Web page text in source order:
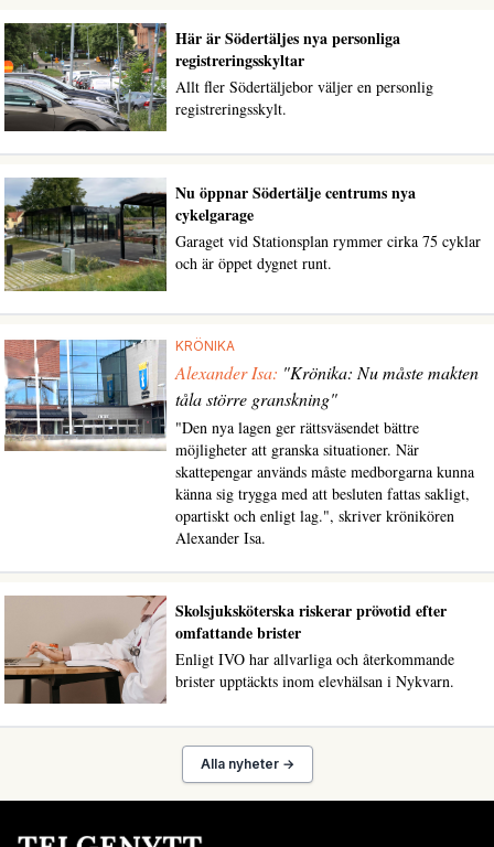
Här är Södertäljes nya personliga
registreringsskyltar
Allt fler Södertäljebor väljer en personlig
registreringsskylt.
Nu öppnar Södertälje centrums nya
cykelgarage
Garaget vid Stationsplan rymmer cirka 75 cyklar
och är öppet dygnet runt.
KRÖNIKA
Alexander Isa: "Krönika: Nu måste makten
tåla större granskning"
"Den nya lagen ger rättsväsendet bättre
möjligheter att granska situationer. När
skattepengar används måste medborgarna kunna
känna sig trygga med att besluten fattas sakligt,
opartiskt och enligt lag.", skriver krönikören
Alexander Isa.
Skolsjuksköterska riskerar prövotid efter
omfattande brister
Enligt IVO har allvarliga och återkommande
brister upptäckts inom elevhälsan i Nykvarn.
Alla nyheter →